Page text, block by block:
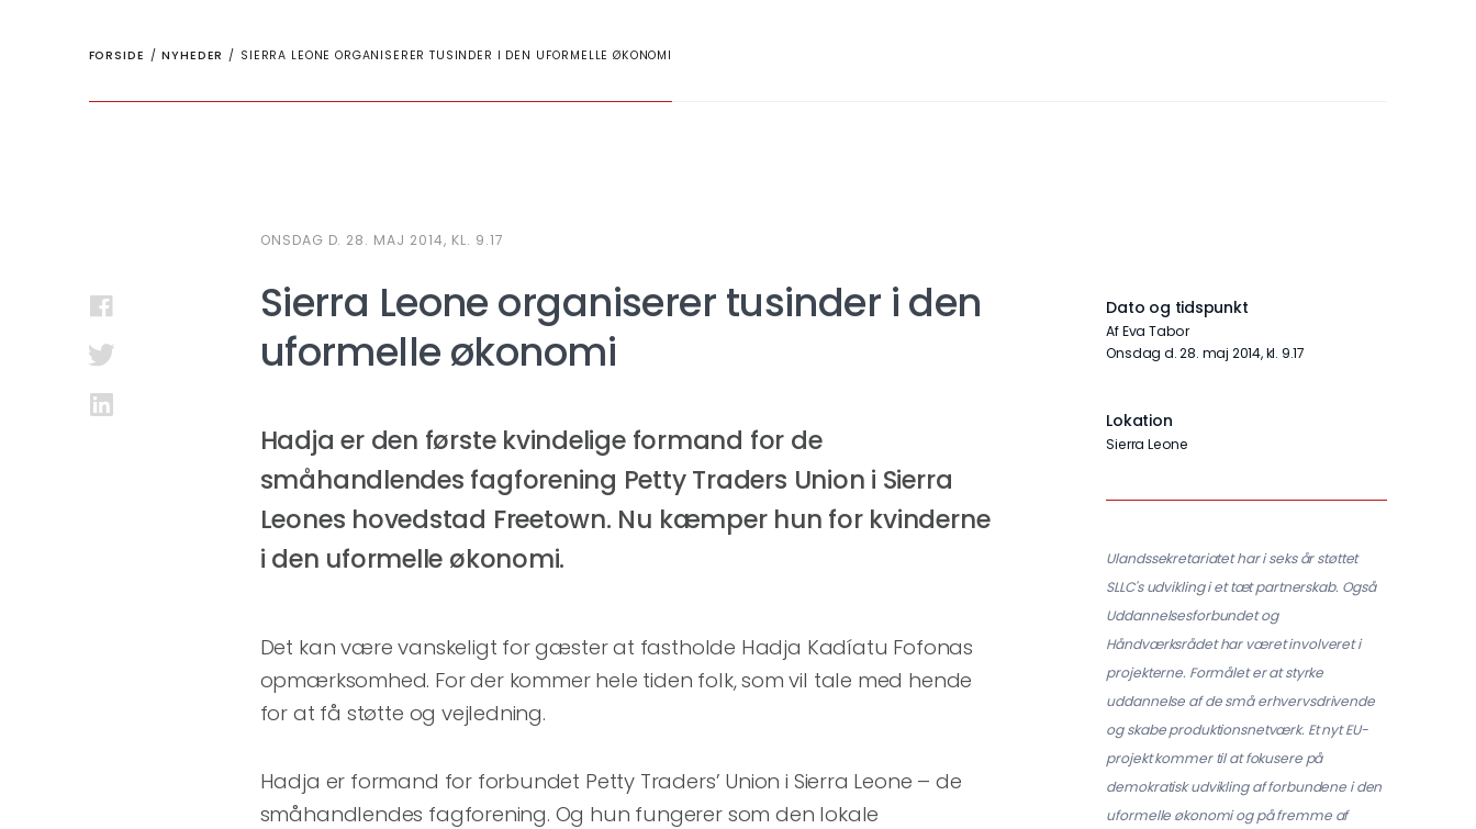
FORSIDE / NYHEDER / SIERRA LEONE ORGANISERER TUSINDER I DEN UFORMELLE ØKONOMI
ONSDAG D. 28. MAJ 2014, KL. 9.17
Sierra Leone organiserer tusinder i den
uformelle økonomi
Hadja er den første kvindelige formand for de
småhandlendes fagforening Petty Traders Union i Sierra
Leones hovedstad Freetown. Nu kæmper hun for kvinderne
i den uformelle økonomi.
Det kan være vanskeligt for gæster at fastholde Hadja Kadíatu Fofonas
opmærksomhed. For der kommer hele tiden folk, som vil tale med hende
for at få støtte og vejledning.
Hadja er formand for forbundet Petty Traders’ Union i Sierra Leone – de
småhandlendes fagforening. Og hun fungerer som den lokale
Dato og tidspunkt
Af Eva Tabor
onsdag d. 28. maj 2014, kl. 9.17
Lokation
Sierra Leone
Ulandssekretariatet har i seks år støttet
SLLC's udvikling i et tæt partnerskab. Også
Uddannelsesforbundet og
Håndværksrådet har været involveret i
projekterne. Formålet er at styrke
uddannelse af de små erhvervsdrivende
og skabe produktionsnetværk. Et nyt EU-
projekt kommer til at fokusere på
demokratisk udvikling af forbundene i den
uformelle økonomi og på fremme af